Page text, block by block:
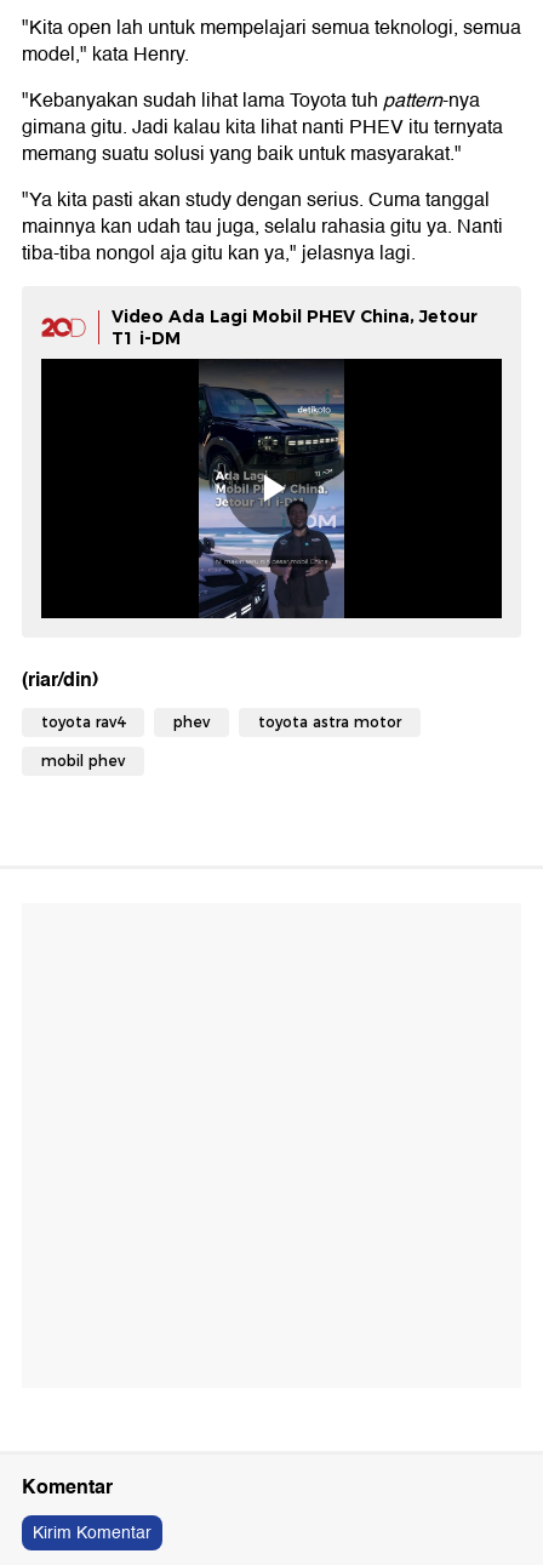
"Kita open lah untuk mempelajari semua teknologi, semua
model," kata Henry.
"Kebanyakan sudah lihat lama Toyota tuhpattern-nya
gimana gitu. Jadi kalau kita lihat nanti PHEV itu ternyata
memang suatu solusi yang baik untuk masyarakat."
"Ya kita pasti akan study dengan serius. Cuma tanggal
mainnya kan udah tau juga, selalu rahasia gitu ya. Nanti
tiba-tiba nongol aja gitu kan ya," jelasnya lagi.
Video Ada Lagi Mobil PHEV China, Jetour
T1 i-DM
(riar/din)
toyota rav4 phev toyota astra motor
mobil phev
Komentar
Kirim Komentar